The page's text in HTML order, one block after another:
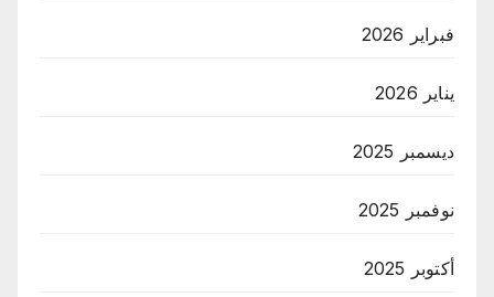
فبراير 2026
يناير 2026
ديسمبر 2025
نوفمبر 2025
أكتوبر 2025